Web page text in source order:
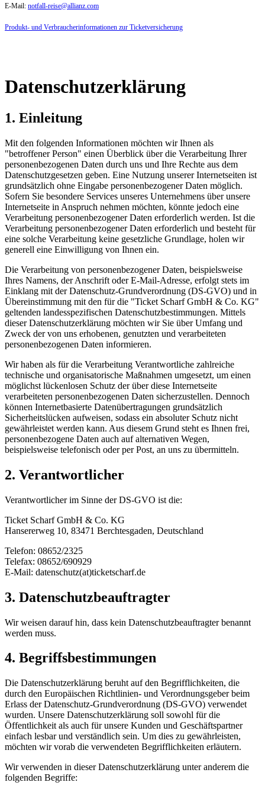
E-Mail: notfall-reise@allianz.com
Produkt- und Verbraucherinformationen zur Ticketversicherung
Datenschutzerklärung
1. Einleitung
Mit den folgenden Informationen möchten wir Ihnen als
"betroffener Person" einen Überblick über die Verarbeitung Ihrer
personenbezogenen Daten durch uns und Ihre Rechte aus dem
Datenschutzgesetzen geben. Eine Nutzung unserer Internetseiten ist
grundsätzlich ohne Eingabe personenbezogener Daten möglich.
Sofern Sie besondere Services unseres Unternehmens über unsere
Internetseite in Anspruch nehmen möchten, könnte jedoch eine
Verarbeitung personenbezogener Daten erforderlich werden. Ist die
Verarbeitung personenbezogener Daten erforderlich und besteht für
eine solche Verarbeitung keine gesetzliche Grundlage, holen wir
generell eine Einwilligung von Ihnen ein.
Die Verarbeitung von personenbezogener Daten, beispielsweise
Ihres Namens, der Anschrift oder E-Mail-Adresse, erfolgt stets im
Einklang mit der Datenschutz-Grundverordnung (DS-GVO) und in
Übereinstimmung mit den für die "Ticket Scharf GmbH & Co. KG"
geltenden landesspezifischen Datenschutzbestimmungen. Mittels
dieser Datenschutzerklärung möchten wir Sie über Umfang und
Zweck der von uns erhobenen, genutzten und verarbeiteten
personenbezogenen Daten informieren.
Wir haben als für die Verarbeitung Verantwortliche zahlreiche
technische und organisatorische Maßnahmen umgesetzt, um einen
möglichst lückenlosen Schutz der über diese Internetseite
verarbeiteten personenbezogenen Daten sicherzustellen. Dennoch
können Internetbasierte Datenübertragungen grundsätzlich
Sicherheitslücken aufweisen, sodass ein absoluter Schutz nicht
gewährleistet werden kann. Aus diesem Grund steht es Ihnen frei,
personenbezogene Daten auch auf alternativen Wegen,
beispielsweise telefonisch oder per Post, an uns zu übermitteln.
2. Verantwortlicher
Verantwortlicher im Sinne der DS-GVO ist die:
Ticket Scharf GmbH & Co. KG
Hansererweg 10, 83471 Berchtesgaden, Deutschland
Telefon: 08652/2325
Telefax: 08652/690929
E-Mail: datenschutz(at)ticketscharf.de
3. Datenschutzbeauftragter
Wir weisen darauf hin, dass kein Datenschutzbeauftragter benannt
werden muss.
4. Begriffsbestimmungen
Die Datenschutzerklärung beruht auf den Begrifflichkeiten, die
durch den Europäischen Richtlinien- und Verordnungsgeber beim
Erlass der Datenschutz-Grundverordnung (DS-GVO) verwendet
wurden. Unsere Datenschutzerklärung soll sowohl für die
Öffentlichkeit als auch für unsere Kunden und Geschäftspartner
einfach lesbar und verständlich sein. Um dies zu gewährleisten,
möchten wir vorab die verwendeten Begrifflichkeiten erläutern.
Wir verwenden in dieser Datenschutzerklärung unter anderem die
folgenden Begriffe: